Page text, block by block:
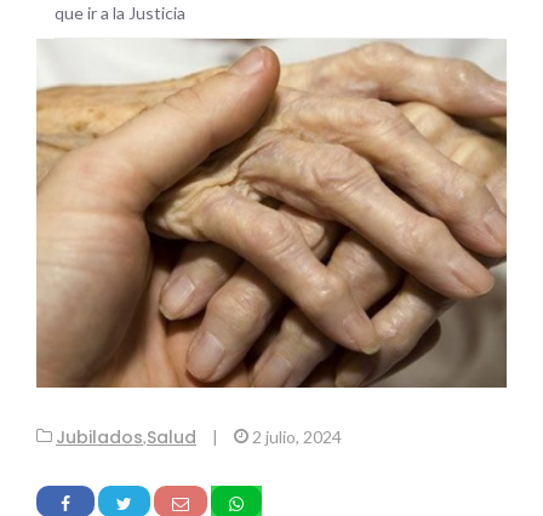
que ir a la Justicia
Jubilados,Salud | 2 julio, 2024